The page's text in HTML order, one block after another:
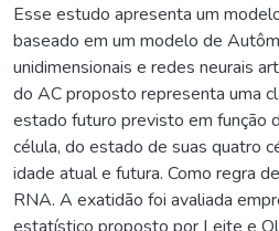
Esse estudo apresenta um
baseado em um modelo de
unidimensionais e redes neurais
do AC proposto representa uma
estado futuro previsto em função
célula, do estado de suas quatro
idade atual e futura. Como regra
RNA. A exatidão foi avaliada